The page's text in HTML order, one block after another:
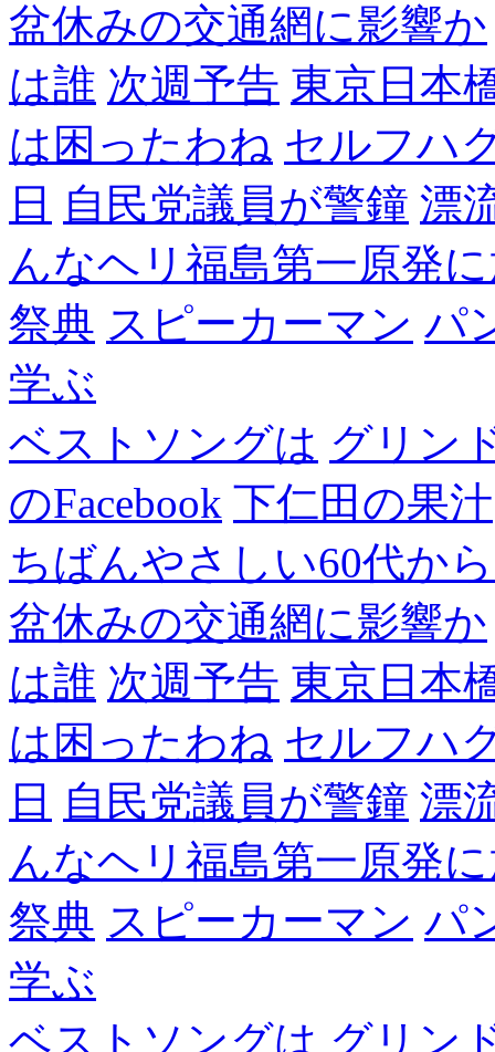
盆休みの交通網に影響か
は誰 次週予告 東京日本
は困ったわね セルフハ
日 自民党議員が警鐘 漂
んなヘリ福島第一原発
祭典 スピーカーマン パ
学ぶ
ベストソングは グリン
のFacebook 下仁田の果汁
ちばんやさしい60代から
盆休みの交通網に影響か
は誰 次週予告 東京日本
は困ったわね セルフハ
日 自民党議員が警鐘 漂
んなヘリ福島第一原発
祭典 スピーカーマン パ
学ぶ
ベストソングは グリン